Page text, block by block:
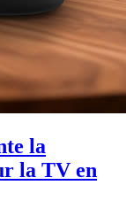
la
la TV en